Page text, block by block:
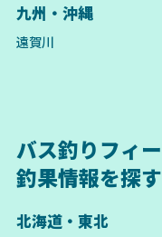
九州・沖縄
遠賀川
バス釣りフィ
釣果情報を探す
北海道・東北